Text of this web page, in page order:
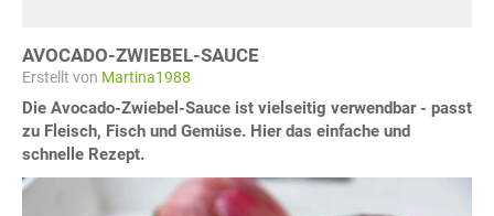
AVOCADO-ZWIEBEL-SAUCE
Erstellt von Martina1988
Die Avocado-Zwiebel-Sauce ist vielseitig verwendbar - passt
zu Fleisch, Fisch und Gemüse. Hier das einfache und
schnelle Rezept.